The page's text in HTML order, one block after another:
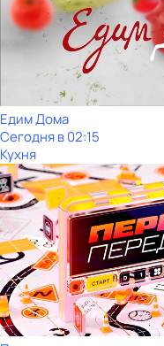
Едим Дома
Сегодня в 02:15
Кухня